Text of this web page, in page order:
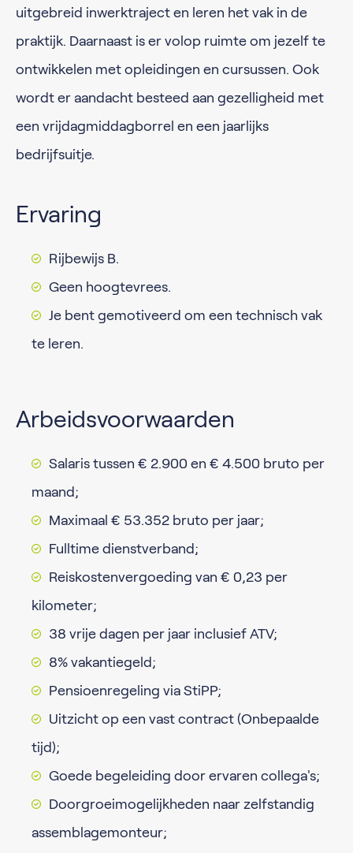
uitgebreid inwerktraject en leren het vak in de
praktijk. Daarnaast is er volop ruimte om jezelf te
ontwikkelen met opleidingen en cursussen. Ook
wordt er aandacht besteed aan gezelligheid met
een vrijdagmiddagborrel en een jaarlijks
bedrijfsuitje.
Ervaring
Rijbewijs B.
Geen hoogtevrees.
Je bent gemotiveerd om een technisch vak
te leren.
Arbeidsvoorwaarden
Salaris tussen € 2.900 en € 4.500 bruto per
maand;
Maximaal € 53.352 bruto per jaar;
Fulltime dienstverband;
Reiskostenvergoeding van € 0,23 per
kilometer;
38 vrije dagen per jaar inclusief ATV;
8% vakantiegeld;
Pensioenregeling via StiPP;
Uitzicht op een vast contract (Onbepaalde
tijd);
Goede begeleiding door ervaren collega's;
Doorgroeimogelijkheden naar zelfstandig
assemblagemonteur;